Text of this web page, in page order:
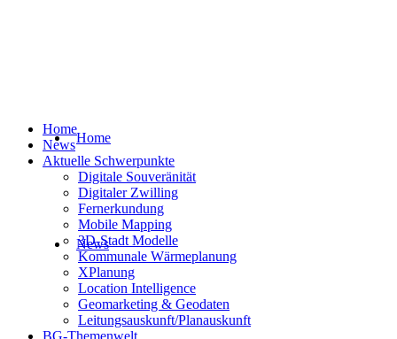
Home
News
Home
News
Aktuelle Schwerpunkte
Digitale Souveränität
Digitaler Zwilling
Fernerkundung
Mobile Mapping
3D-Stadt Modelle
Kommunale Wärmeplanung
XPlanung
Location Intelligence
Geomarketing & Geodaten
Leitungsauskunft/Planauskunft
BG-Themenwelt